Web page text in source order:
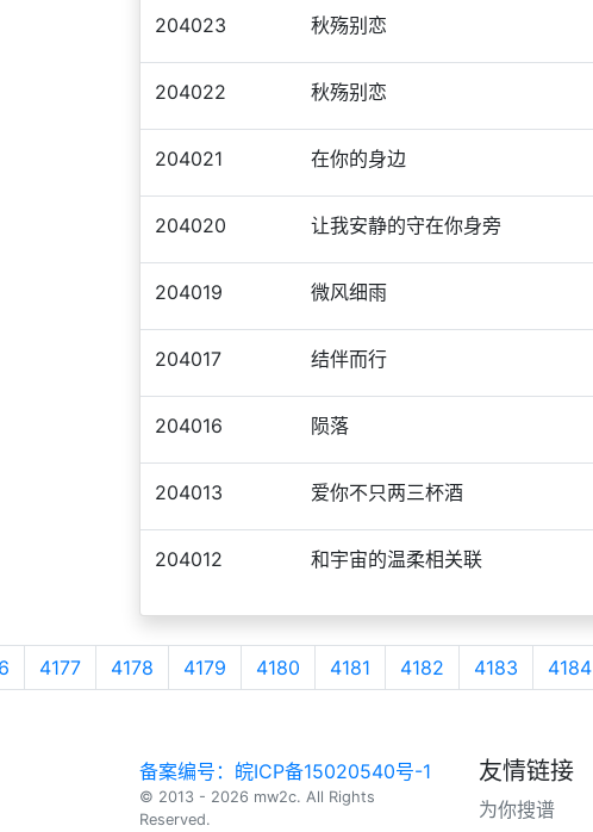
204023 秋殇别恋
204022 秋殇别恋
204021 在你的身边
204020 让我安静的守在你身旁
204019 微风细雨
204017 结伴而行
204016 陨落
204013 爱你不只两三杯酒
204012 和宇宙的温柔相关联
4177 4178 4179 4180 4181 4182 4183 4184
备案编号：皖ICP备15020540号-1
© 2013 - 2026 mw2c. All Rights
Reserved.
友情链接
为你搜谱